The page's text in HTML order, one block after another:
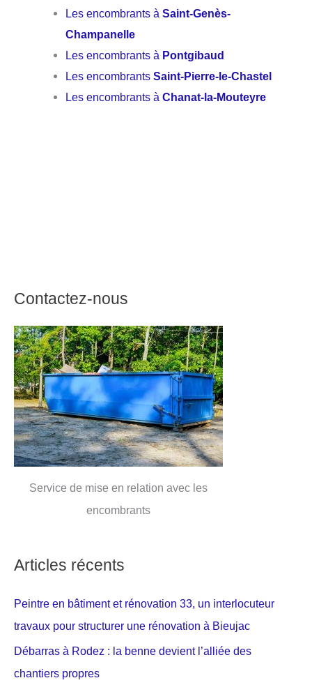
Les encombrants àSaint-Genès-
Champanelle
Les encombrants à Pontgibaud
Les encombrantsSaint-Pierre-le-Chastel
Les encombrants àChanat-la-Mouteyre
Contactez-nous
Service de mise en relation avec les
encombrants
Articles récents
Peintre en bâtiment et rénovation 33, un interlocuteur
travaux pour structurer une rénovation à Bieujac
Débarras à Rodez : la benne devient l’alliée des
chantiers propres